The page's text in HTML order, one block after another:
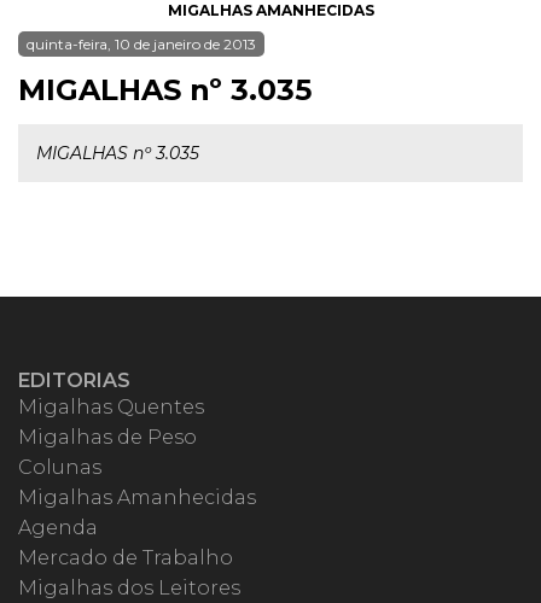
MIGALHAS AMANHECIDAS
quinta-feira, 10 de janeiro de 2013
MIGALHAS nº 3.035
MIGALHAS nº 3.035
EDITORIAS
Migalhas Quentes
Migalhas de Peso
Colunas
Migalhas Amanhecidas
Agenda
Mercado de Trabalho
Migalhas dos Leitores